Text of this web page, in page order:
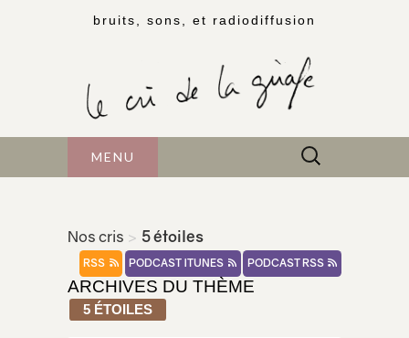
bruits, sons, et radiodiffusion
MENU Rechercher :
Nos cris > 5 étoiles
PODCAST RSS
PODCAST ITUNES
RSS
ARCHIVES DU THÈME
5 ÉTOILES